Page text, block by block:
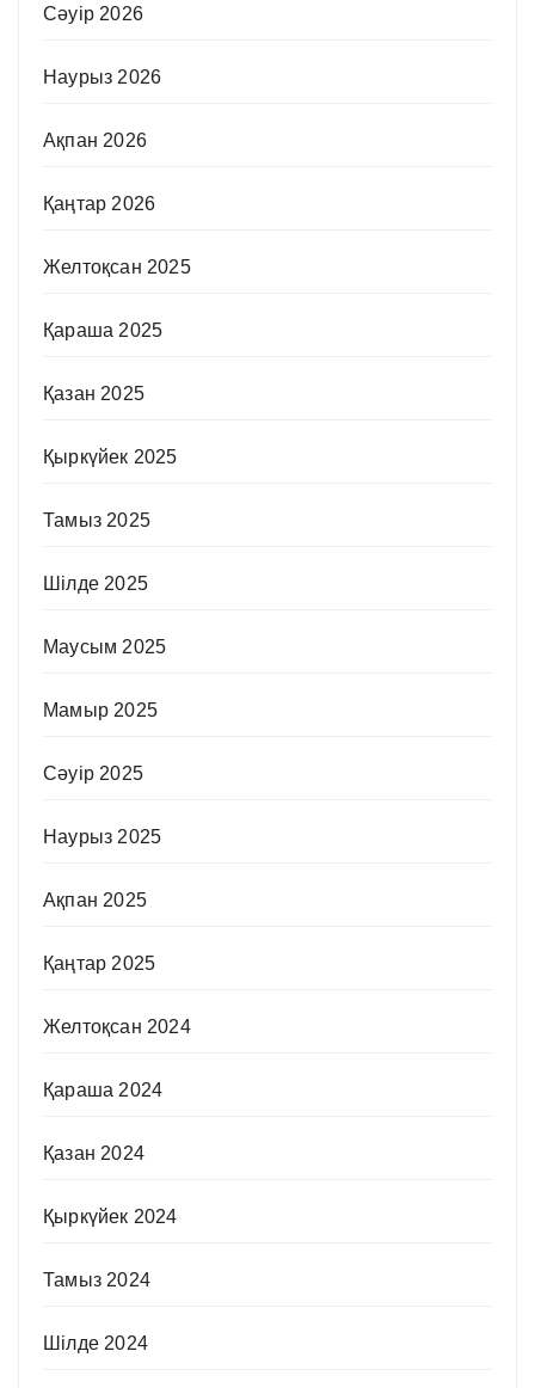
Сәуір 2026
Наурыз 2026
Ақпан 2026
Қаңтар 2026
Желтоқсан 2025
Қараша 2025
Қазан 2025
Қыркүйек 2025
Тамыз 2025
Шілде 2025
Маусым 2025
Мамыр 2025
Сәуір 2025
Наурыз 2025
Ақпан 2025
Қаңтар 2025
Желтоқсан 2024
Қараша 2024
Қазан 2024
Қыркүйек 2024
Тамыз 2024
Шілде 2024